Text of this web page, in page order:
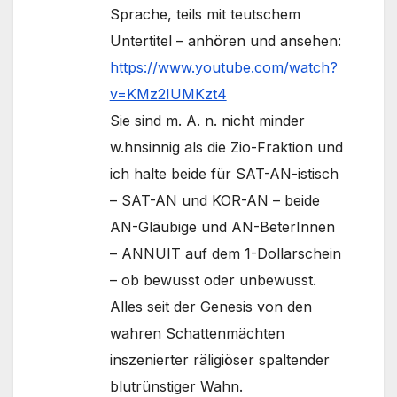
Sprache, teils mit teutschem
Untertitel – anhören und ansehen:
https://www.youtube.com/watch?
v=KMz2IUMKzt4
Sie sind m. A. n. nicht minder
w.hnsinnig als die Zio-Fraktion und
ich halte beide für SAT-AN-istisch
– SAT-AN und KOR-AN – beide
AN-Gläubige und AN-BeterInnen
– ANNUIT auf dem 1-Dollarschein
– ob bewusst oder unbewusst.
Alles seit der Genesis von den
wahren Schattenmächten
inszenierter räligiöser spaltender
blutrünstiger Wahn.